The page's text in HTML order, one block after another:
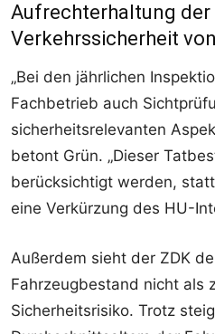
Aufrechterhaltung der
Verkehrssicherheit
„Bei den jährlichen
Fachbetrieb auch
sicherheitsrelevanten
betont Grün. „Dieser
berücksichtigt werden,
eine Verkürzung des HU-
Außerdem sieht der ZDK
Fahrzeugbestand nicht als
Sicherheitsrisiko. Trotz